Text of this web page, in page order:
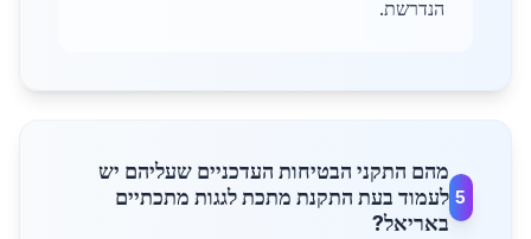
הנדרשת.
5
מהם התקני הבטיחות העדכניים שעליהם יש
לעמוד בעת התקנת מתכת לגגות מתכתיים
באריאל?